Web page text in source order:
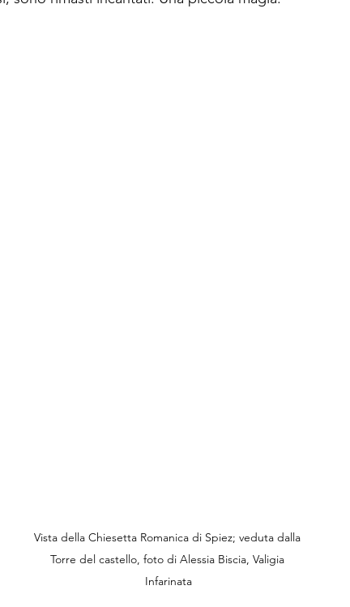
Vista della Chiesetta Romanica di Spiez; veduta dalla
Torre del castello, foto di Alessia Biscia, Valigia
Infarinata